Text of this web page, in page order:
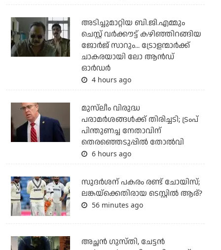
അടിച്ചുമാറ്റിയ ബി.ജി.എമ്മും
ചെസ്റ്റ് വര്‍ക്കൗട്ട് കഴിഞ്ഞിറങ്ങിയ
ജോര്‍ജ് സാറും... ട്രോളന്മാര്‍ക്ക്
ചാകരയായി ലോ ആന്‍ഡ്
ഓര്‍ഡര്‍
4 hours ago
മുസ്‌ലീം വിരുദ്ധ
പരാമര്‍ശങ്ങള്‍ക്ക് തിരിച്ചടി; ട്രംപ്
പിന്തുണച്ച നേതാവിന്
തെരഞ്ഞെടുപ്പില്‍ തോല്‍വി
6 hours ago
സുദര്‍ശന് പകരം രണ്ട് ചോയിസ്;
ലങ്കയ്‌ക്കെതിരായ ടെസ്റ്റില്‍ ആര്?
56 minutes ago
അച്ഛന്‍ ഗുസ്തി, ചേട്ടന്‍